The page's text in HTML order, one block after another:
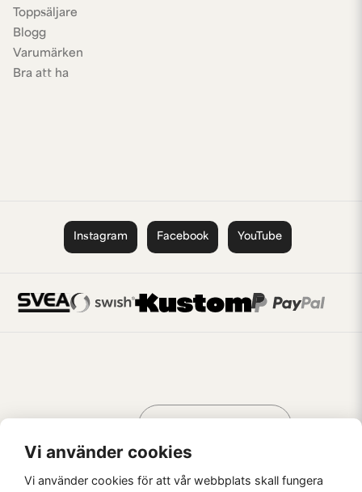
Toppsäljare
Blogg
Varumärken
Bra att ha
Instagram Facebook YouTube
AV KREATÖRER
Vi använder cookies
Vi använder cookies för att vår webbplats skall fungera